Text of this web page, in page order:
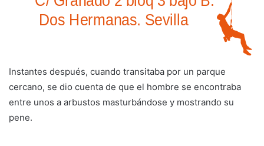
Instantes después, cuando transitaba por un parque
cercano, se dio cuenta de que el hombre se encontraba
entre unos a arbustos masturbándose y mostrando su
pene.